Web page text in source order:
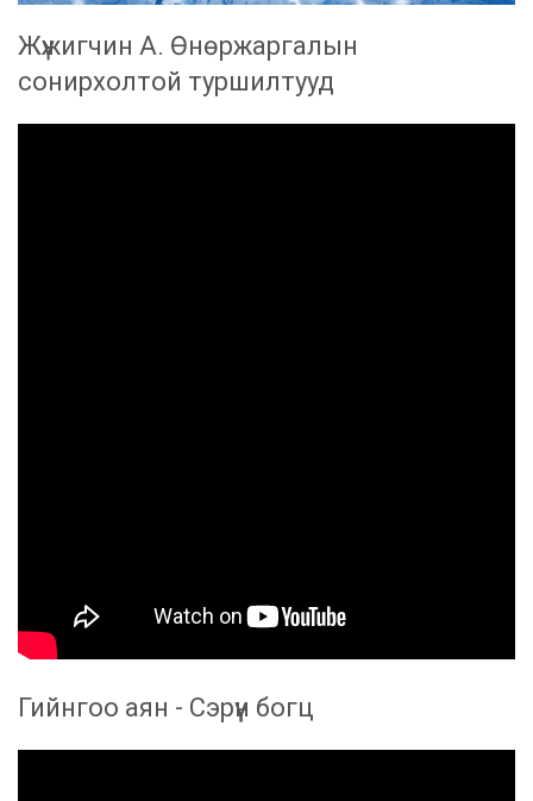
Жүжигчин А. Өнөржаргалын
сонирхолтой туршилтууд
Гийнгоо аян - Сэрүүн богц